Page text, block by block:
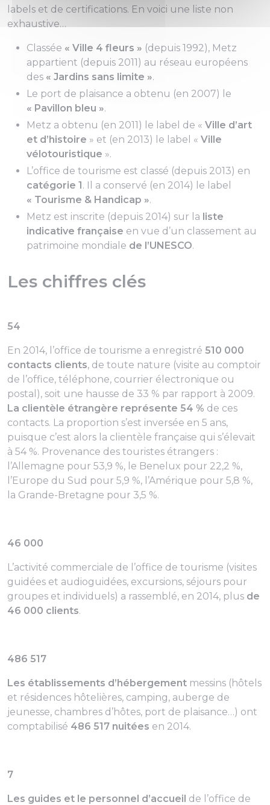
labels et de certifications. En voici une liste non
exhaustive…
Classée « Ville 4 fleurs » (depuis 1992), Metz
appartient (depuis 2011) au réseau européens
des « Jardins sans limite ».
Le port de plaisance a obtenu (en 2007) le
« Pavillon bleu ».
Metz a obtenu (en 2011) le label de « Ville d’art
et d’histoire » et (en 2013) le label « Ville
vélotouristique ».
L’office de tourisme est classé (depuis 2013) en
catégorie 1. Il a conservé (en 2014) le label
« Tourisme & Handicap ».
Metz est inscrite (depuis 2014) sur la liste
indicative française en vue d’un classement au
patrimoine mondiale de l’UNESCO.
Les chiffres clés
54
En 2014, l’office de tourisme a enregistré 510 000
contacts clients, de toute nature (visite au comptoir
de l’office, téléphone, courrier électronique ou
postal), soit une hausse de 33 % par rapport à 2009.
La clientèle étrangère représente 54 % de ces
contacts. La proportion s’est inversée en 5 ans,
puisque c’est alors la clientèle française qui s’élevait
à 54 %. Provenance des touristes étrangers :
l’Allemagne pour 53,9 %, le Benelux pour 22,2 %,
l’Europe du Sud pour 5,9 %, l’Amérique pour 5,8 %,
la Grande-Bretagne pour 3,5 %.
46 000
L’activité commerciale de l’office de tourisme (visites
guidées et audioguidées, excursions, séjours pour
groupes et individuels) a rassemblé, en 2014, plus de
46 000 clients.
486 517
Les établissements d’hébergement messins (hôtels
et résidences hôtelières, camping, auberge de
jeunesse, chambres d’hôtes, port de plaisance…) ont
comptabilisé 486 517 nuitées en 2014.
7
Les guides et le personnel d’accueil de l’office de